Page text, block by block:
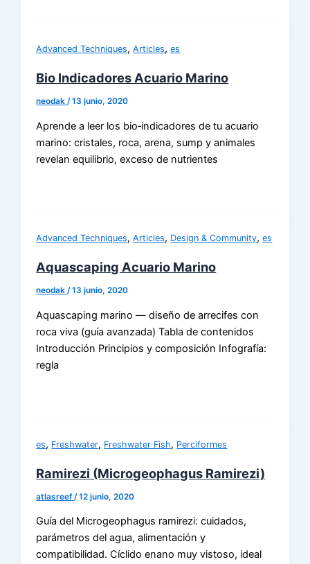
Advanced Techniques,Articles,es
Bio Indicadores Acuario Marino
neodak/13 junio, 2020
Aprende a leer los bio‑indicadores de tu acuario
marino: cristales, roca, arena, sump y animales
revelan equilibrio, exceso de nutrientes
Advanced Techniques,Articles, Design & Community,es
Aquascaping Acuario Marino
neodak/13 junio, 2020
Aquascaping marino — diseño de arrecifes con
roca viva (guía avanzada) Tabla de contenidos
Introducción Principios y composición Infografía:
regla
es, Freshwater, Freshwater Fish, Perciformes
Ramirezi (Microgeophagus Ramirezi)
atlasreef /12 junio, 2020
Guía del Microgeophagus ramirezi: cuidados,
parámetros del agua, alimentación y
compatibilidad. Cíclido enano muy vistoso, ideal